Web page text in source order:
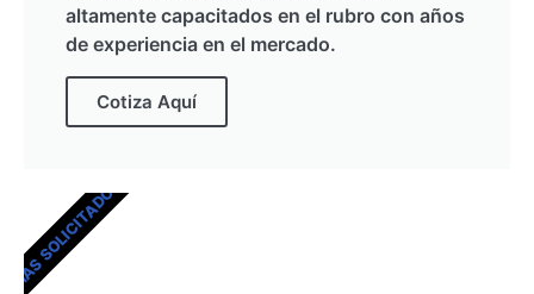
altamente capacitados en el rubro con años
de experiencia en el mercado.
Cotiza Aquí
MÁS SOLICITADOS